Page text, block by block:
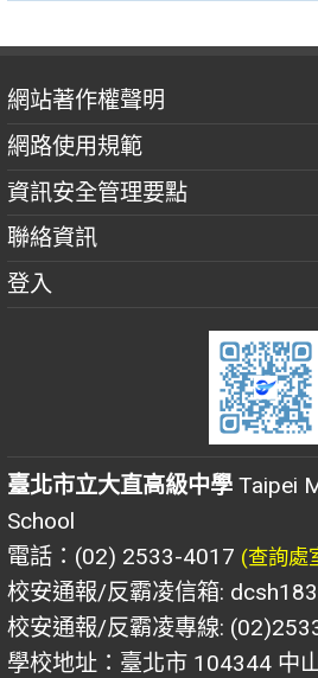
網站著作權聲明
網路使用規範
資訊安全管理要點
聯絡資訊
登入
臺北市立大直高級中學 Taipei
School
電話：(02) 2533-4017 (查詢處
校安通報/反霸凌信箱:
校安通報/反霸凌專線:
學校地址：臺北市 104344 中